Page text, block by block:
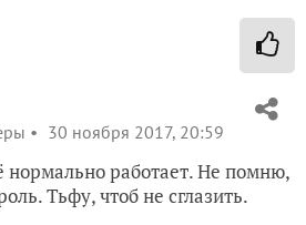
30 ноября 2017, 20:59
нормально работает. Не помню,
Тьфу, чтоб не сглазить.